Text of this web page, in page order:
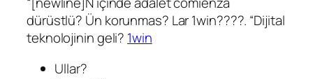
dürüstlü? Ün korunmas? Lar 1win????. “Dijital
teknolojinin geli? 1win
Ullar?